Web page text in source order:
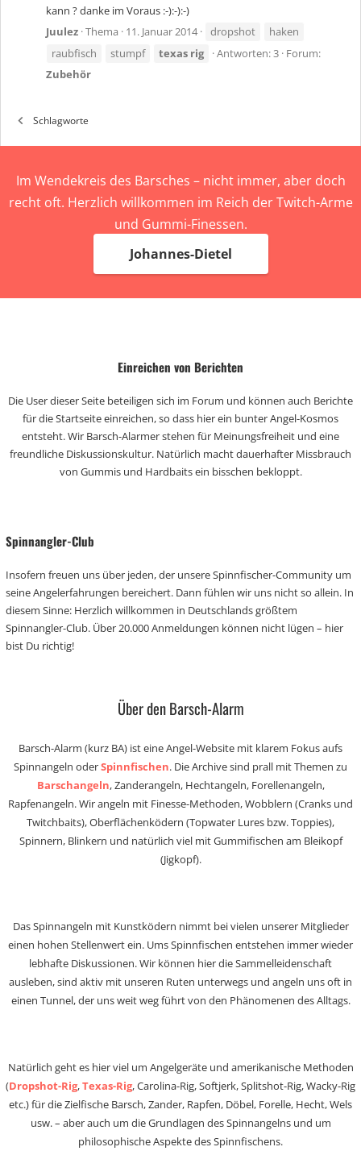
kann ? danke im Voraus :-):-):-)
Juulez Thema 11. Januar 2014 dropshot
haken
raubfisch
stumpf texas rig Antworten: 3 Forum:
Zubehör
Schlagworte
Im Wendekreis des Barsches – nicht immer, aber doch
recht oft. Herzlich willkommen im Reich der Twitch-Arme
und Gummi-Finessen.
Johannes-Dietel
Einreichen von Berichten
Die User dieser Seite beteiligen sich im Forum und können auch Berichte
für die Startseite einreichen, so dass hier ein bunter Angel-Kosmos
entsteht. Wir Barsch-Alarmer stehen für Meinungsfreiheit und eine
freundliche Diskussionskultur. Natürlich macht dauerhafter Missbrauch
von Gummis und Hardbaits ein bisschen bekloppt.
Spinnangler-Club
Insofern freuen uns über jeden, der unsere Spinnfischer-Community um
seine Angelerfahrungen bereichert. Dann fühlen wir uns nicht so allein. In
diesem Sinne: Herzlich willkommen in Deutschlands größtem
Spinnangler-Club. Über 20.000 Anmeldungen können nicht lügen – hier
bist Du richtig!
Über den Barsch-Alarm
Barsch-Alarm (kurz BA) ist eine Angel-Website mit klarem Fokus aufs
Spinnangeln oderSpinnfischen. Die Archive sind prall mit Themen zu
Barschangeln, Zanderangeln, Hechtangeln, Forellenangeln,
Rapfenangeln. Wir angeln mit Finesse-Methoden, Wobblern (Cranks und
Twitchbaits), Oberflächenködern (Topwater Lures bzw. Toppies),
Spinnern, Blinkern und natürlich viel mit Gummifischen am Bleikopf
(Jigkopf).
Das Spinnangeln mit Kunstködern nimmt bei vielen unserer Mitglieder
einen hohen Stellenwert ein. Ums Spinnfischen entstehen immer wieder
lebhafte Diskussionen. Wir können hier die Sammelleidenschaft
ausleben, sind aktiv mit unseren Ruten unterwegs und angeln uns oft in
einen Tunnel, der uns weit weg führt von den Phänomenen des Alltags.
Natürlich geht es hier viel um Angelgeräte und amerikanische Methoden
(Dropshot-Rig,Texas-Rig, Carolina-Rig, Softjerk, Splitshot-Rig, Wacky-Rig
etc.) für die Zielfische Barsch, Zander, Rapfen, Döbel, Forelle, Hecht, Wels
usw. – aber auch um die Grundlagen des Spinnangelns und um
philosophische Aspekte des Spinnfischens.